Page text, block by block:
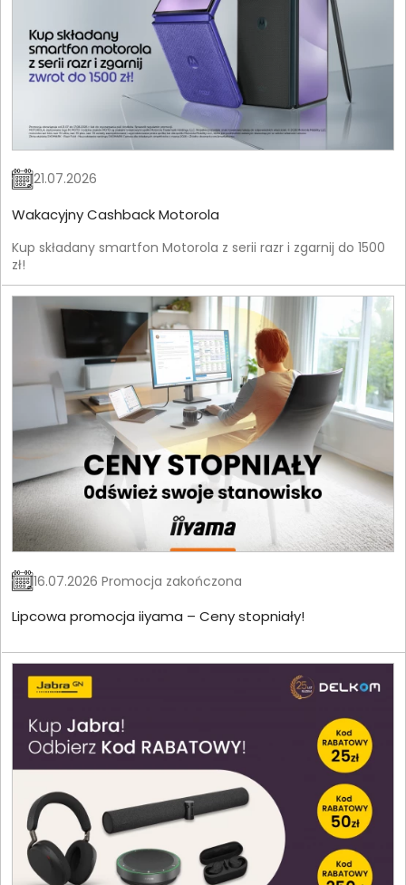
21.07.2026
Wakacyjny Cashback Motorola
Kup składany smartfon Motorola z serii razr i zgarnij do 1500
zł!
16.07.2026 Promocja zakończona
Lipcowa promocja iiyama – Ceny stopniały!